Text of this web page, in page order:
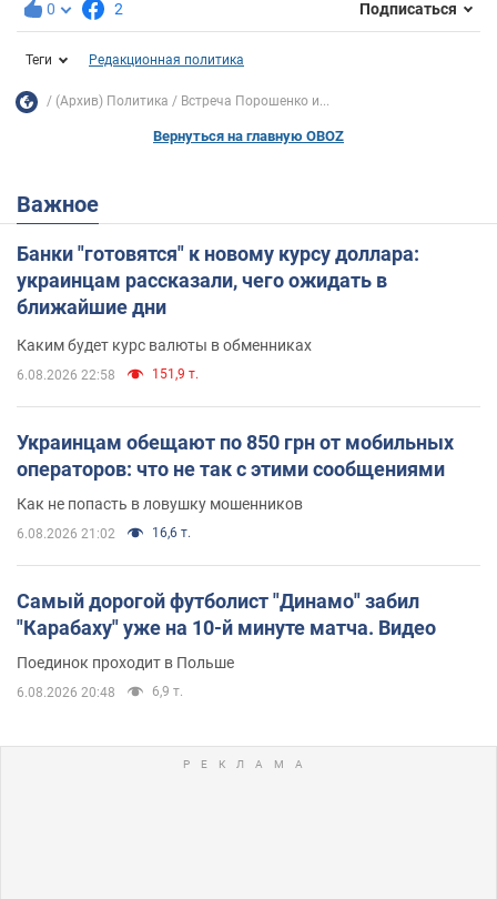
0 2 Подписаться
Теги Редакционная политика
(Архив) Политика Встреча Порошенко и...
Вернуться на главную OBOZ
Важное
Банки "готовятся" к новому курсу доллара:
украинцам рассказали, чего ожидать в
ближайшие дни
Каким будет курс валюты в обменниках
6.08.2026 22:58 151,9 т.
Украинцам обещают по 850 грн от мобильных
операторов: что не так с этими сообщениями
Как не попасть в ловушку мошенников
6.08.2026 21:02 16,6 т.
Самый дорогой футболист "Динамо" забил
"Карабаху" уже на 10-й минуте матча. Видео
Поединок проходит в Польше
6.08.2026 20:48 6,9 т.